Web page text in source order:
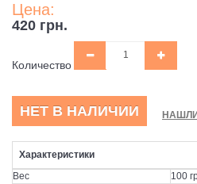
Цена:
420 грн.
Количество
НЕТ В НАЛИЧИИ
Характеристики
Вес
100